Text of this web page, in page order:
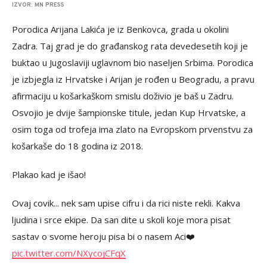
IZVOR: MN PRESS
Porodica Arijana Lakića je iz Benkovca, grada u okolini
Zadra. Taj grad je do građanskog rata devedesetih koji je
buktao u Jugoslaviji uglavnom bio naseljen Srbima. Porodica
je izbjegla iz Hrvatske i Arijan je rođen u Beogradu, a pravu
afirmaciju u košarkaškom smislu doživio je baš u Zadru.
Osvojio je dvije šampionske titule, jedan Kup Hrvatske, a
osim toga od trofeja ima zlato na Evropskom prvenstvu za
košarkaše do 18 godina iz 2018.
Plakao kad je išao!
Ovaj covik... nek sam upise cifru i da rici niste rekli. Kakva
ljudina i srce ekipe. Da san dite u skoli koje mora pisat
sastav o svome heroju pisa bi o nasem Aci❤️
pic.twitter.com/NXycojCFqX